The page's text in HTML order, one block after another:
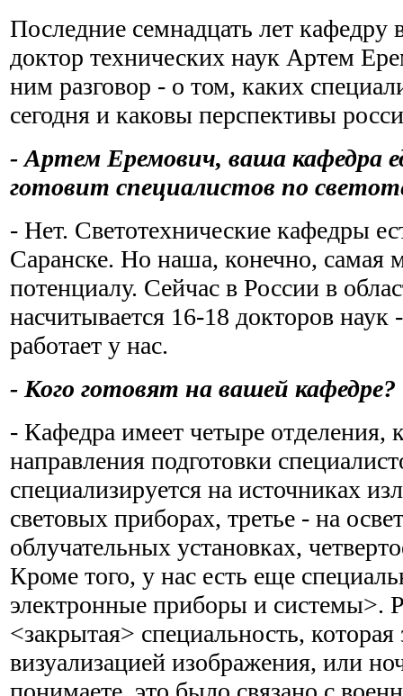
Последние семнадцать лет кафедру
доктор технических наук Артем
ним разговор - о том, каких
сегодня и каковы перспективы
- Артем Еремович, ваша кафедра
готовит специалистов по
- Нет. Светотехнические кафедры
Саранске. Но наша, конечно, самая
потенциалу. Сейчас в России в
насчитывается 16-18 докторов
работает у нас.
- Кого готовят на вашей кафедре?
- Кафедра имеет четыре отделения,
направления подготовки
специализируется на источниках
световых приборах, третье - на
облучательных установках,
Кроме того, у нас есть еще
электронные приборы и системы>.
<закрытая> специальность, которая
визуализацией изображения, или